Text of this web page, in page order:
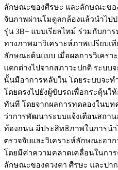
ลักษณะของศีรษะ และลักษณะขอ
จับภาพผ่านโมดูลกล้องแล้วนำไป
รุ่น 3B+ แบบเรียลไทม์ ร่วมกับกา
ทางภาพมาวิเคราะห์ภาพเปรียบเ
ลักษณะต้นแบบ เมื่อผลการวิเคร
แตกต่างไปจากสภาวะปกติ ระบบ
นั้นมีอาการหลับใน โดยระบบจะท
โดยตรงไปยังผู้ขับรถเพื่อกระตุ้น
ทันที โดยจากผลการทดลองในบ
ว่าการพัฒนาระบบแจ้งเตือนสถา
ท้องถนน มีประสิทธิภาพในการนำ
ตรวจจับและวิเคราะห์ลักษณะอา
โดยมีค่าความคลาดเคลื่อนในกา
ลักษณะของดวงตา ศีรษะ และปาก